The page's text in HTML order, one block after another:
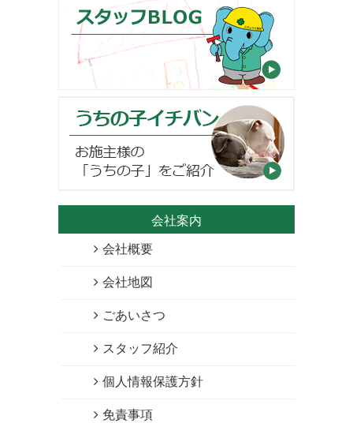
会社案内
会社概要
会社地図
ごあいさつ
スタッフ紹介
個人情報保護方針
免責事項